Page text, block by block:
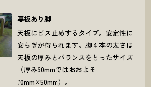
幕板あり脚
天板にビス止めするタイプ。安定性に
安らぎが得られます。脚４本の太さは
天板の厚みとバランスをとったサイズ
（厚み60mmではおおよそ
70mm×50mm）。